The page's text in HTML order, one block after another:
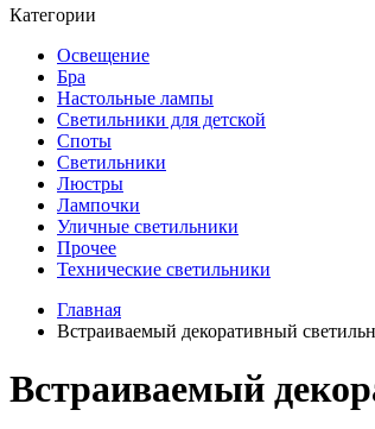
Категории
Освещение
Бра
Настольные лампы
Светильники для детской
Споты
Светильники
Люстры
Лампочки
Уличные светильники
Прочее
Технические светильники
Главная
Встраиваемый декоративный
Встраиваемый